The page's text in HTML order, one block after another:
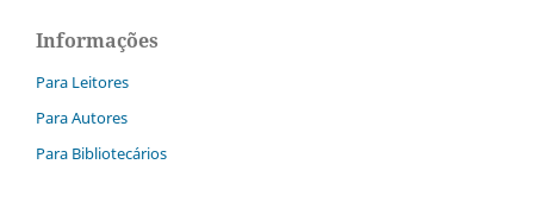
Informações
Para Leitores
Para Autores
Para Bibliotecários